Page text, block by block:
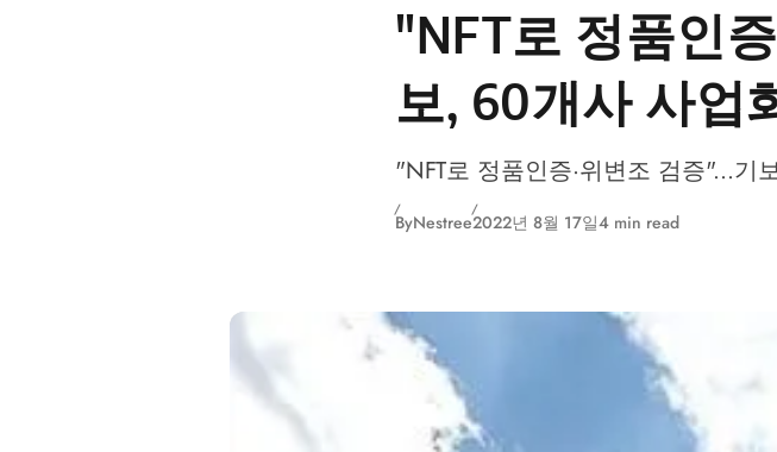
"NFT로 정품인
보, 60개사 사업
"NFT로 정품인증·위변조 검증"...기
ByNestree2022년 8월 17일4 min read